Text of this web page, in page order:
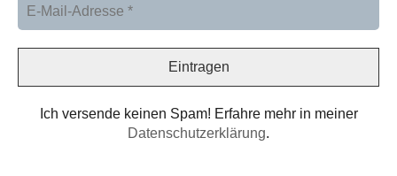
Altötting, Deutschland
DATENSCHUTZ
Ich versende keinen Spam! Erfahre mehr in meiner
Datenschutzerklärung.